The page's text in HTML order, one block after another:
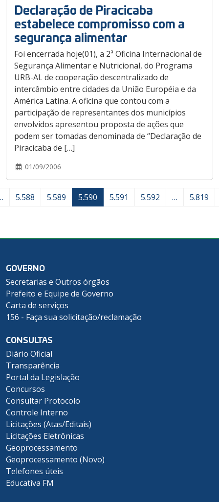
Declaração de Piracicaba
estabelece compromisso com a
segurança alimentar
Foi encerrada hoje(01), a 2ª Oficina Internacional de
Segurança Alimentar e Nutricional, do Programa
URB-AL de cooperação descentralizado de
intercâmbio entre cidades da União Européia e da
América Latina. A oficina que contou com a
participação de representantes dos municípios
envolvidos apresentou proposta de ações que
podem ser tomadas denominada de “Declaração de
Piracicaba de […]
01/09/2006
5.588 5.589 5.590 5.591 5.592 … 5.819
GOVERNO
Secretarias e Outros órgãos
Prefeito e Equipe de Governo
Carta de serviços
156 - Faça sua solicitação/reclamação
CONSULTAS
Diário Oficial
Transparência
Portal da Legislação
Concursos
Consultar Protocolo
Controle Interno
Licitações (Atas/Editais)
Licitações Eletrônicas
Geoprocessamento
Geoprocessamento (Novo)
Telefones úteis
Educativa FM